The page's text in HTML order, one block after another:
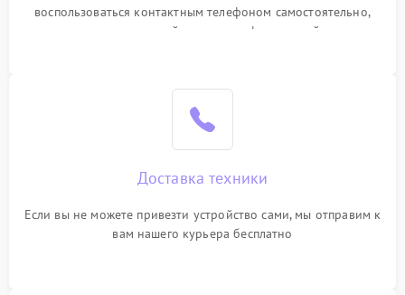
воспользоваться контактным телефоном самостоятельно,
или оставить свой номер телефона на сайте
Доставка техники
Если вы не можете привезти устройство сами, мы отправим к
вам нашего курьера бесплатно